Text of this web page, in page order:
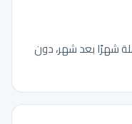
شهرًا بعد شهر، دون